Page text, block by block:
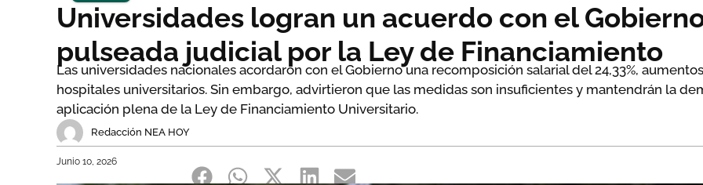
Universidades logran un acuerdo con el
pulseada judicial por la Ley de Financiamiento
Las universidades nacionales acordaron con el Gobierno una recomposición salarial del 24,33%,
hospitales universitarios. Sin embargo, advirtieron que las medidas son insuficientes y mantendrán la
aplicación plena de la Ley de Financiamiento Universitario.
Redacción NEA HOY
Junio 10, 2026